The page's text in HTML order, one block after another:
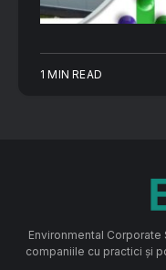
1 MIN READ
Environmental
companiile cu practici și